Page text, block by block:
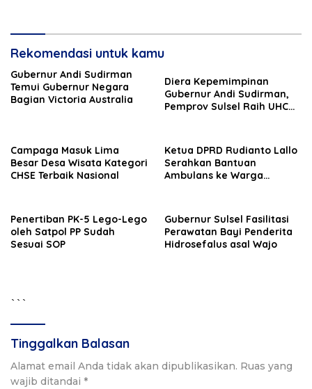
Rekomendasi untuk kamu
Gubernur Andi Sudirman
Temui Gubernur Negara
Bagian Victoria Australia
Diera Kepemimpinan
Gubernur Andi Sudirman,
Pemprov Sulsel Raih UHC
Campaga Masuk Lima
Besar Desa Wisata Kategori
CHSE Terbaik Nasional
Ketua DPRD Rudianto Lallo
Serahkan Bantuan
Ambulans ke Warga
Penertiban PK-5 Lego-Lego
oleh Satpol PP Sudah
Sesuai SOP
Gubernur Sulsel Fasilitasi
Perawatan Bayi Penderita
Hidrosefalus asal Wajo
```
Tinggalkan Balasan
Alamat email Anda tidak akan dipublikasikan. Ruas yang
wajib ditandai *